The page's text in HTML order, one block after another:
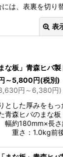
は、表裏を切り
表
絞り込む
な板」青森ヒバ製
～5,800円(税別)
円 ～6,380円)
とした厚みをも
青森ヒバのまな
幅約180mm×長
重さ：1.0kg前